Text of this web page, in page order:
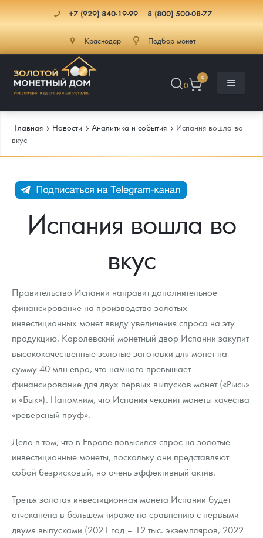
+7 (929) 840-19-99 8 (800) 500-08-77
Краснодар Подбор монет
0
0
Каталог Монет
Инвестиционные монеты
Монеты Царской России
Монеты стран мира после 1950г
Георгий Победоносец
Золотой червонец Сеятель
Золотые слитки
Аксессуары
Гарри Поттер
Флот: ледоколы и корабли
Жетоны "Необыкновенные обитатели глубин"
Ювелирные изделия
Русская нумизматика
Инфо
Как сделать заказ
Гарантии
Выкуп монет
Выкуп серебряных монет
Вопрос - ответ
Памятка для работы с монетами из драгметаллов
Условия возврата
Политика конфиденциальности
Политика использования Cookies
Положение по обработке и защите персональных данных
Доставка
Информация
Распродажа монет и жетонов
Аналитика и события
Итоги 2025 года. Прогноз курсов золота, серебра, платины на
Cтатьи
Георгий Победоносец - динамика цен
Котировки
Курс золота и серебра
Лом выкуп
Скупка слитков
Контакты
О нас
Наши преимущества
Письмо директору
Главная Новости Аналитика и события
Испания вошла во
вкус
Испания вошла во
вкус
Правительство Испании направит дополнительное
финансирование на производство золотых
инвестиционных монет ввиду увеличения спроса на эту
продукцию. Королевский монетный двор Испании закупит
высококачественные золотые заготовки для монет на
сумму 40 млн евро, что намного превышает
финансирование для двух первых выпусков монет («Рысь»
и «Бык»). Напомним, что Испания чеканит монеты качества
«реверсный пруф».
Дело в том, что в Европе повысился спрос на золотые
инвестиционные монеты, поскольку они представляют
собой безрисковый, но очень эффективный актив.
Третья золотая инвестиционная монета Испании будет
отчеканена в большем тираже по сравнению с первыми
двумя выпусками (2021 год – 12 тыс. экземпляров, 2022